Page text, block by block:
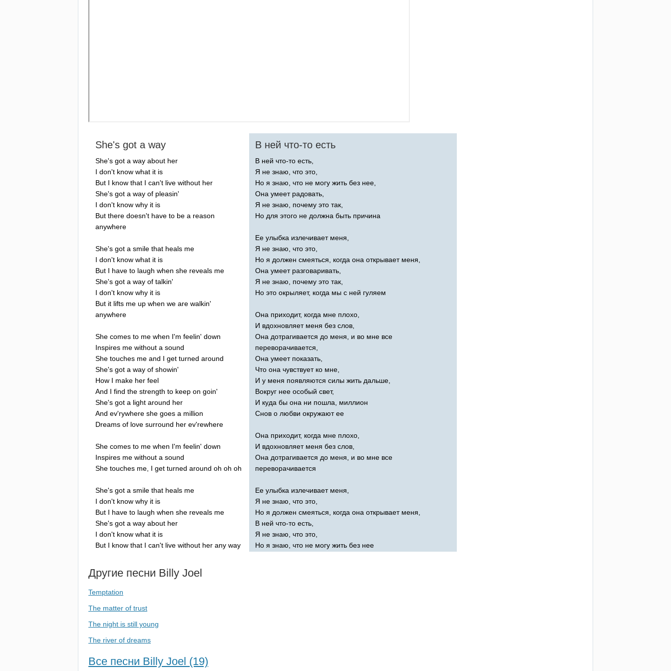
She's got a way
She's got a way about her
I don't know what it is
But I know that I can't live without her
She's got a way of pleasin'
I don't know why it is
But there doesn't have to be a reason
anywhere
She's got a smile that heals me
I don't know what it is
But I have to laugh when she reveals me
She's got a way of talkin'
I don't know why it is
But it lifts me up when we are walkin'
anywhere
She comes to me when I'm feelin' down
Inspires me without a sound
She touches me and I get turned around
She's got a way of showin'
How I make her feel
And I find the strength to keep on goin'
She's got a light around her
And ev'rywhere she goes a million
Dreams of love surround her ev'rewhere
She comes to me when I'm feelin' down
Inspires me without a sound
She touches me I get turned around oh oh oh
She's got a smile that heals me
I don't know why it is
But I have to laugh when she reveals me
She's got a way about her
I don't know what it is
But I know that I can't live without her any way
В ней что-то есть
В ней что-то есть,
Я не знаю, что это,
Но я знаю, что не могу жить без нее,
Она умеет радовать,
Я не знаю, почему это так,
Но для этого не должна быть причина
Ее улыбка излечивает меня,
Я не знаю, что это,
Но я должен смеяться, когда она открывает меня,
Она умеет разговаривать,
Я не знаю, почему это так,
Но это окрыляет, когда мы с ней гуляем
Она приходит, когда мне плохо,
И вдохновляет меня без слов,
Она дотрагивается до меня, и во мне все
переворачивается,
Она умеет показать,
Что она чувствует ко мне,
И у меня появляются силы жить дальше,
Вокруг нее особый свет,
И куда бы она ни пошла, миллион
Снов о любви окружают ее
Она приходит, когда мне плохо,
И вдохновляет меня без слов,
Она дотрагивается до меня, и во мне все
переворачивается
Ее улыбка излечивает меня,
Я не знаю, что это,
Но я должен смеяться, когда она открывает меня,
В ней что-то есть,
Я не знаю, что это,
Но я знаю, что не могу жить без нее
Другие песни Billy Joel
Temptation
The matter of trust
The night is still young
The river of dreams
Все песни Billy Joel (19)